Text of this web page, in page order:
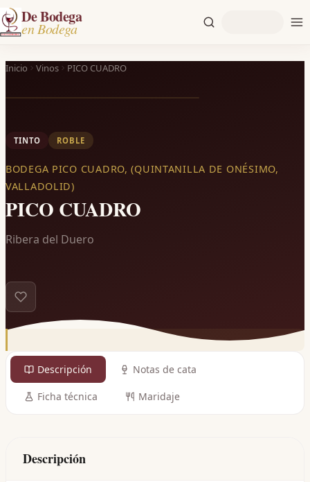
De Bodega
en Bodega
Inicio Vinos PICO CUADRO
TINTO ROBLE
BODEGA PICO CUADRO, (QUINTANILLA DE ONÉSIMO,
VALLADOLID)
PICO CUADRO
Ribera del Duero
Descripción Notas de cata
Ficha técnica Maridaje
Descripción